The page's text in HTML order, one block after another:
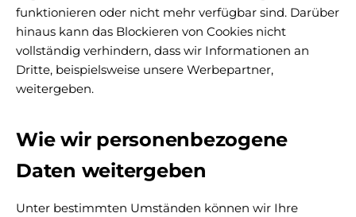
funktionieren oder nicht mehr verfügbar sind. Darüber
hinaus kann das Blockieren von Cookies nicht
vollständig verhindern, dass wir Informationen an
Dritte, beispielsweise unsere Werbepartner,
weitergeben.
Wie wir personenbezogene
Daten weitergeben
Unter bestimmten Umständen können wir Ihre